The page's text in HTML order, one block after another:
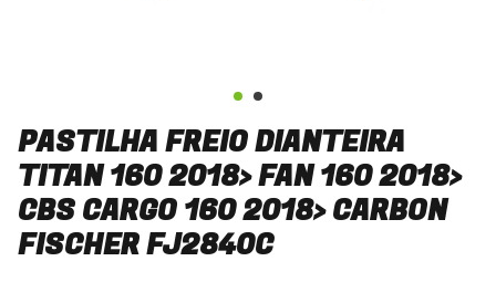
PASTILHA FREIO DIANTEIRA
TITAN 160 2018> FAN 160 2018>
CBS CARGO 160 2018> CARBON
FISCHER FJ2840C